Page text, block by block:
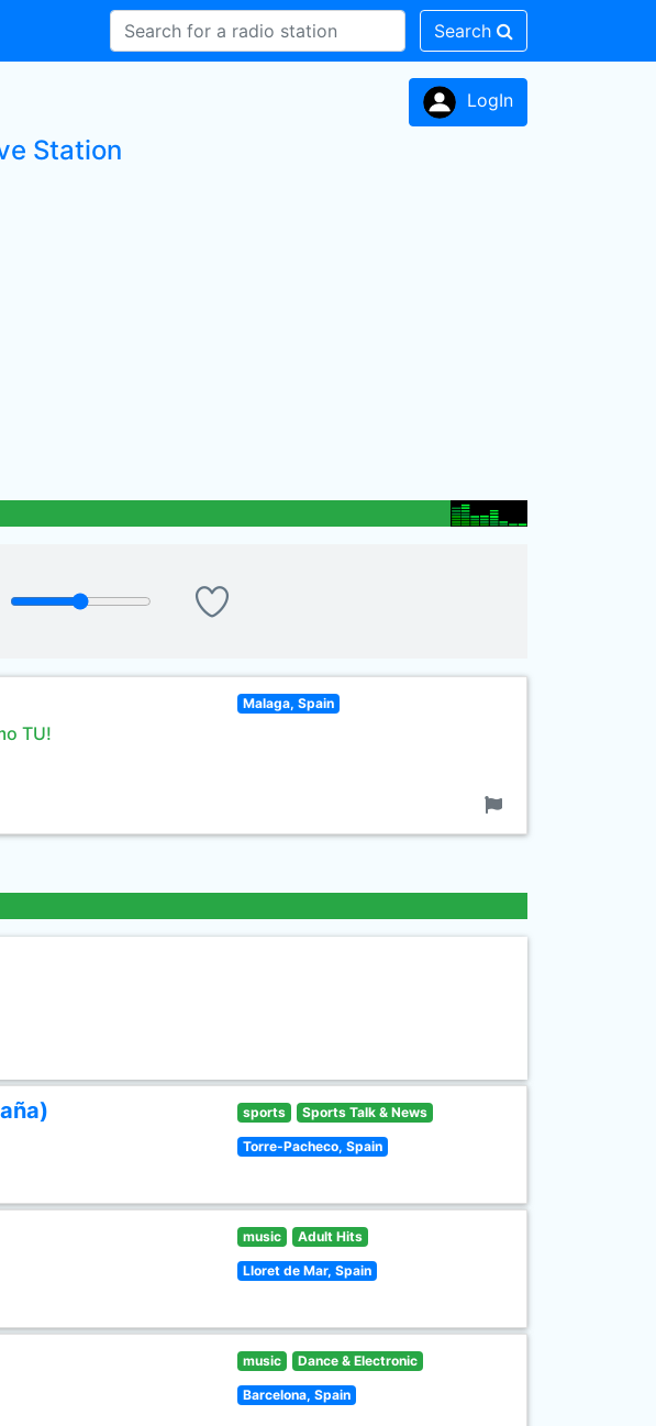
Search
LogIn
Station
TU!
Malaga, Spain
sports Sports Talk & News
Torre-Pacheco, Spain
music Adult Hits
Lloret de Mar, Spain
music Dance & Electronic
Barcelona, Spain